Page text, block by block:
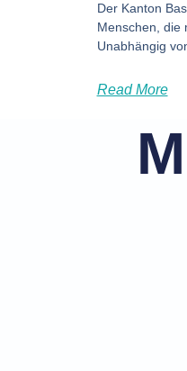
Der Kanton
Menschen, die
Unabhängig
Read More